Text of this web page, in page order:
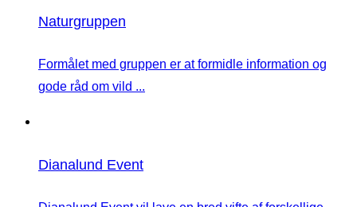
Naturgruppen
Formålet med gruppen er at formidle information og
gode råd om vild ...
Dianalund Event